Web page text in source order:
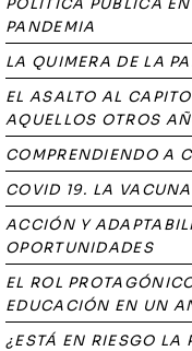
POLÍTICA PÚBLICA
PANDEMIA
LA QUIMERA DE LA
EL ASALTO AL
AQUELLOS OTROS
COMPRENDIENDO A
COVID 19. LA
ACCIÓN Y
OPORTUNIDADES
EL ROL
EDUCACIÓN EN UN
¿ESTÁ EN RIESGO LA